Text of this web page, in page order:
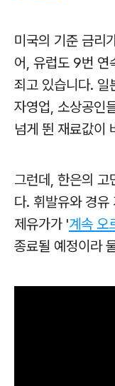
미국의 기준 금리
어, 유럽도 9번 연
죄고 있습니다. 일
자영업, 소상공인
넘게 뛴 재료값이
그런데, 한은의 고
다. 휘발유와 경유
제유가가 '계속 오
종료될 예정이라